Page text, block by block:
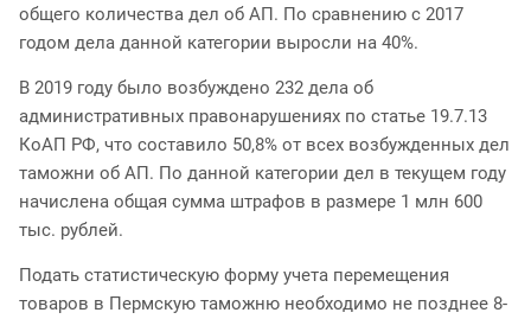
общего количества дел об АП. По сравнению с 2017
годом дела данной категории выросли на 40%.
В 2019 году было возбуждено 232 дела об
административных правонарушениях по статье 19.7.13
КоАП РФ, что составило 50,8% от всех возбужденных дел
таможни об АП. По данной категории дел в текущем году
начислена общая сумма штрафов в размере 1 млн 600
тыс. рублей.
Подать статистическую форму учета перемещения
товаров в Пермскую таможню необходимо не позднее 8-